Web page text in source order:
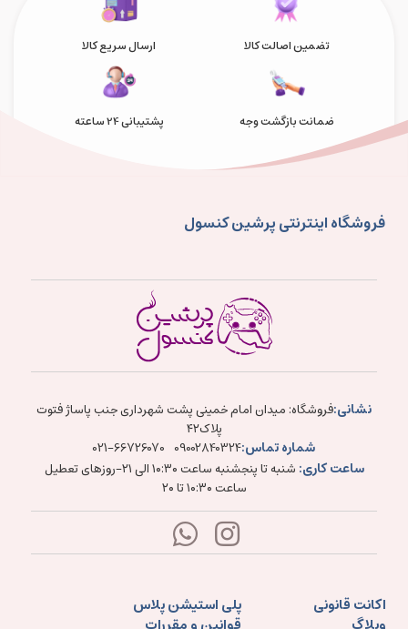
تضمین اصالت کالا ارسال سریع کالا
ضمانت بازگشت وجه پشتیبانی 24 ساعته
فروشگاه اینترنتی پرشین کنسول
نشانی:فروشگاه: میدان امام خمینی پشت شهرداری جنب پاساژ فتوت
پلاک۴۲
شماره تماس:09002840324
021-66726070
ساعت کاری:
شنبه تا پنجشنبه ساعت ۱۰:۳۰ الی ۲۱-روزهای تعطیل
ساعت ۱۰:۳۰ تا ۲۰
اکانت قانونی
پلی استیشن پلاس